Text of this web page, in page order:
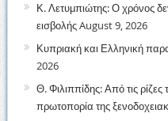
Κ. Λετυμπιώτης: Ο χρόνος
εισβολήςAugust 9, 2026
Κυπριακή και Ελληνική
2026
Θ. Φιλιππίδης: Από τις
πρωτοπορία της